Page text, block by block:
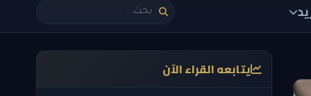
يتابعه القراء الآن